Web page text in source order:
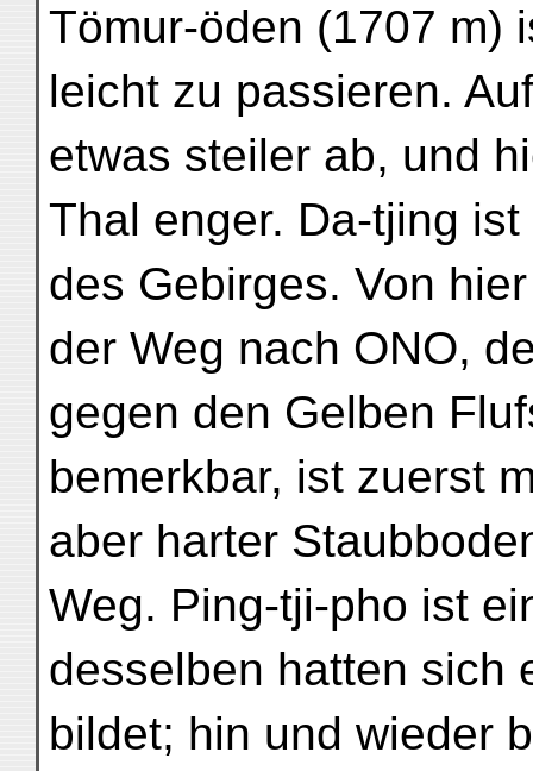
Tömur-öden (1707 m)
leicht zu passieren.
etwas steiler ab, und
Thal enger. Da-tjing
des Gebirges. Von
der Weg nach ONO,
gegen den Gelben
bemerkbar, ist zuerst
aber harter
Weg. Ping-tji-pho ist
desselben hatten sich
bildet; hin und wieder